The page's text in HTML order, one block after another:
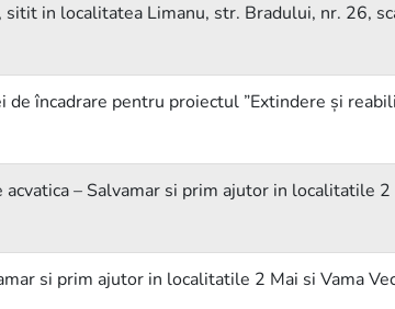
in localitatea Limanu, str. Bradului, nr. 26,
de încadrare pentru proiectul ”Extindere și
– Salvamar si prim ajutor in localitatile
si prim ajutor in localitatile 2 Mai si Vama